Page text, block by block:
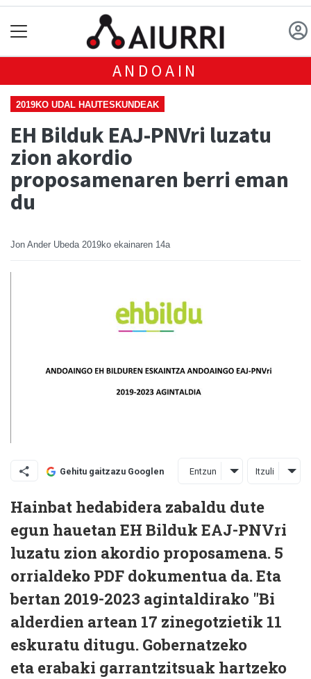
ANDOAIN
2019KO UDAL HAUTESKUNDEAK
EH Bilduk EAJ-PNVri luzatu
zion akordio
proposamenaren berri eman
du
Jon Ander Ubeda 2019ko ekainaren 14a
Gehitu gaitzazu Googlen Entzun Itzuli
Hainbat hedabidera zabaldu dute
egun hauetan EH Bilduk EAJ-PNVri
luzatu zion akordio proposamena. 5
orrialdeko PDF dokumentua da. Eta
bertan 2019-2023 agintaldirako "Bi
alderdien artean 17 zinegotzietik 11
eskuratu ditugu. Gobernatzeko
eta erabaki garrantzitsuak hartzeko